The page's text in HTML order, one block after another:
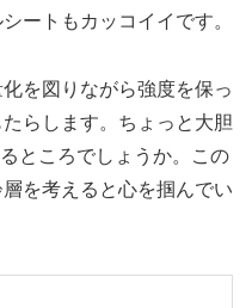
ートもカッコイイです。
を図りながら強度を保っ
らします。ちょっと大胆
ところでしょうか。この
を考えると心を掴んでい